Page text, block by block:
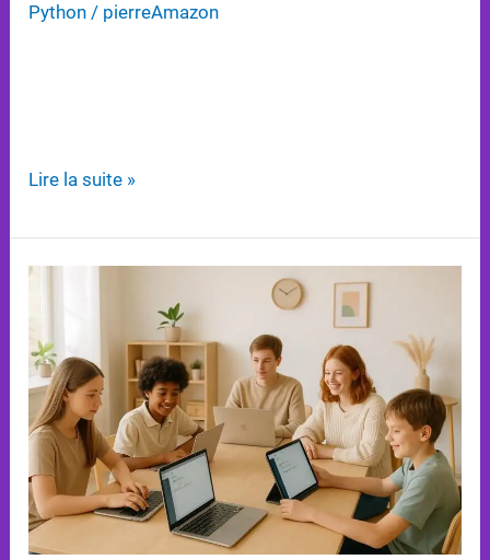
Python / pierreAmazon
Lire la suite »
5
Simples
Pour
Maîtriser
les
Bases
de
Python